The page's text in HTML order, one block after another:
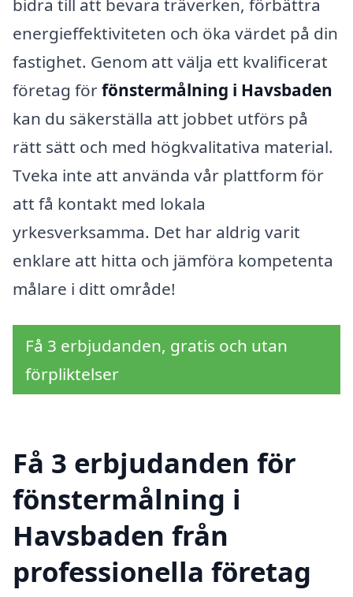
bidra till att bevara träverken, förbättra
energieffektiviteten och öka värdet på din
fastighet. Genom att välja ett kvalificerat
företag förfönstermålning i Havsbaden
kan du säkerställa att jobbet utförs på
rätt sätt och med högkvalitativa material.
Tveka inte att använda vår plattform för
att få kontakt med lokala
yrkesverksamma. Det har aldrig varit
enklare att hitta och jämföra kompetenta
målare i ditt område!
Få 3 erbjudanden, gratis och utan
förpliktelser
Få 3 erbjudanden för
fönstermålning i
Havsbaden från
professionella företag